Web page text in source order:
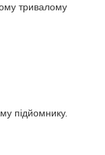
тривалому
підйомнику.